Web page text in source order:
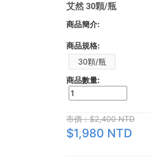
艾然 30顆/瓶
商品簡介:
商品規格:
30顆/瓶
商品數量:
市價：$2,400 NTD
$1,980 NTD